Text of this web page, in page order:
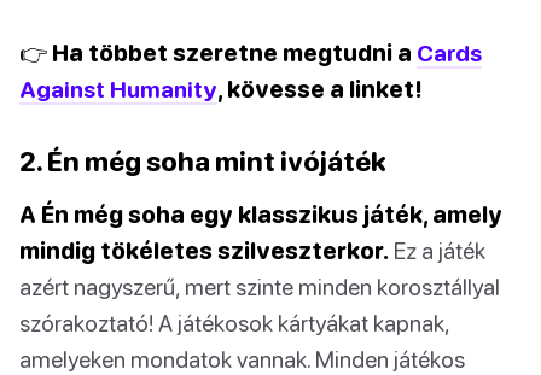
👉 Ha többet szeretne megtudni a Cards
Against Humanity, kövesse a linket!
2. Én még soha mint ivójáték
A Én még soha egy klasszikus játék, amely
mindig tökéletes szilveszterkor. Ez a játék
azért nagyszerű, mert szinte minden korosztállyal
szórakoztató! A játékosok kártyákat kapnak,
amelyeken mondatok vannak. Minden játékos